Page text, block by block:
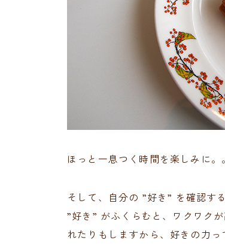
ほっと一息つく時間を楽しみに。
そして、自分の ”好き” を確認す
”好き” がふくらむと、ワクワク
れたりもしますから、好きの力っ